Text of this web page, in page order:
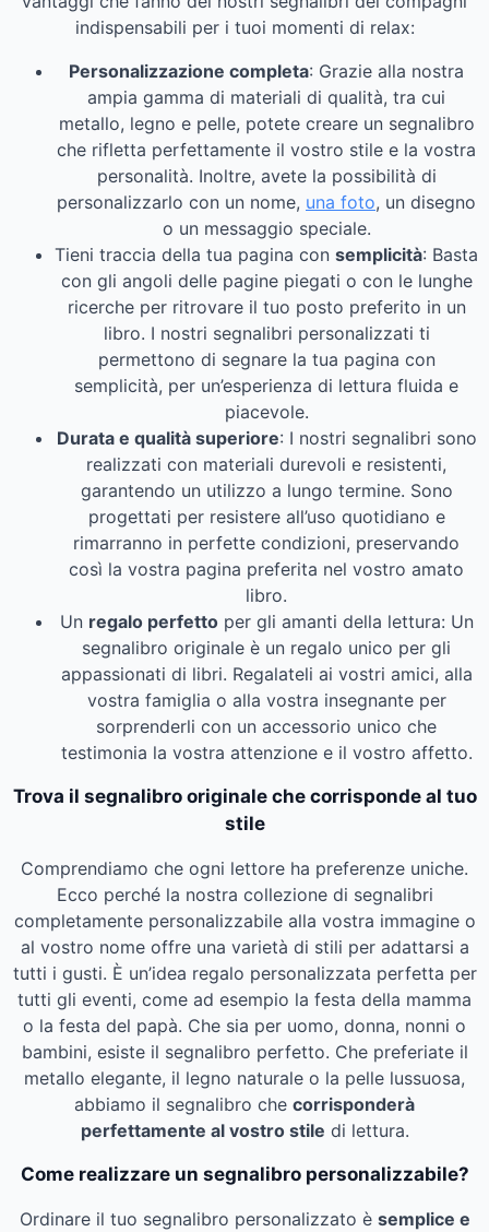
indispensabili per i tuoi momenti di relax:
Personalizzazione completa: Grazie alla nostra
ampia gamma di materiali di qualità, tra cui
metallo, legno e pelle, potete creare un segnalibro
che rifletta perfettamente il vostro stile e la vostra
personalità. Inoltre, avete la possibilità di
personalizzarlo con un nome, una foto, un disegno
o un messaggio speciale.
Tieni traccia della tua pagina con semplicità: Basta
con gli angoli delle pagine piegati o con le lunghe
ricerche per ritrovare il tuo posto preferito in un
libro. I nostri segnalibri personalizzati ti
permettono di segnare la tua pagina con
semplicità, per un’esperienza di lettura fluida e
piacevole.
Durata e qualità superiore: I nostri segnalibri sono
realizzati con materiali durevoli e resistenti,
garantendo un utilizzo a lungo termine. Sono
progettati per resistere all’uso quotidiano e
rimarranno in perfette condizioni, preservando
così la vostra pagina preferita nel vostro amato
libro.
Un regalo perfettoper gli amanti della lettura: Un
segnalibro originale è un regalo unico per gli
appassionati di libri. Regalateli ai vostri amici, alla
vostra famiglia o alla vostra insegnante per
sorprenderli con un accessorio unico che
testimonia la vostra attenzione e il vostro affetto.
Trova il segnalibro originale che corrisponde al tuo
stile
Comprendiamo che ogni lettore ha preferenze uniche.
Ecco perché la nostra collezione di segnalibri
completamente personalizzabile alla vostra immagine o
al vostro nome offre una varietà di stili per adattarsi a
tutti i gusti. È un’idea regalo personalizzata perfetta per
tutti gli eventi, come ad esempio la festa della mamma
o la festa del papà. Che sia per uomo, donna, nonni o
bambini, esiste il segnalibro perfetto. Che preferiate il
metallo elegante, il legno naturale o la pelle lussuosa,
abbiamo il segnalibro che corrisponderà
perfettamente al vostro stile di lettura.
Come realizzare un segnalibro personalizzabile?
Ordinare il tuo segnalibro personalizzato è semplice e